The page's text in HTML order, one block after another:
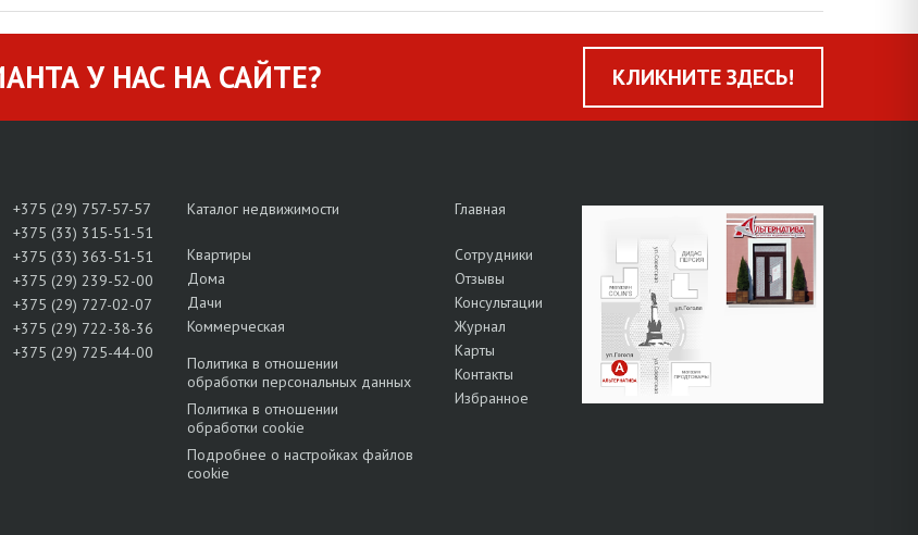
У НАС НА САЙТЕ? КЛИКНИТЕ ЗДЕСЬ!
+375 (29) 757-57-57
+375 (33) 315-51-51
+375 (33) 363-51-51
+375 (29) 239-52-00
+375 (29) 727-02-07
+375 (29) 722-38-36
+375 (29) 725-44-00
Каталог недвижимости
Квартиры
Дома
Дачи
Коммерческая
Политика в отношении
обработки персональных данных
Политика в отношении
обработки cookie
Подробнее о настройках файлов
cookie
Главная
Сотрудники
Отзывы
Консультации
Журнал
Карты
Контакты
Избранное